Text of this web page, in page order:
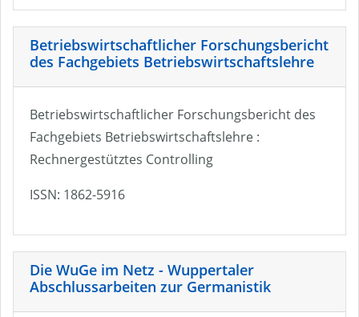
Betriebswirtschaftlicher Forschungsbericht
des Fachgebiets Betriebswirtschaftslehre
Betriebswirtschaftlicher Forschungsbericht des
Fachgebiets Betriebswirtschaftslehre :
Rechnergestütztes Controlling
ISSN: 1862-5916
Die WuGe im Netz - Wuppertaler
Abschlussarbeiten zur Germanistik